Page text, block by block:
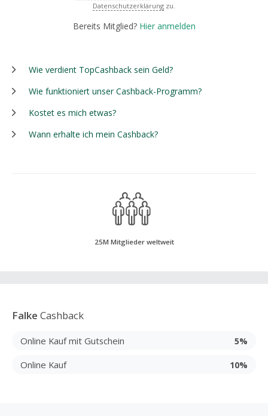
Datenschutzerklärung zu.
Bereits Mitglied? Hier anmelden
Wie verdient TopCashback sein Geld?
Wie funktioniert unser Cashback-Programm?
Kostet es mich etwas?
Wann erhalte ich mein Cashback?
25M Mitglieder weltweit
Falke Cashback
Online Kauf mit Gutschein 5%
Online Kauf 10%